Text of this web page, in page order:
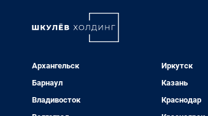
Архангельск
Барнаул
Владивосток
Иркутск
Казань
Краснодар